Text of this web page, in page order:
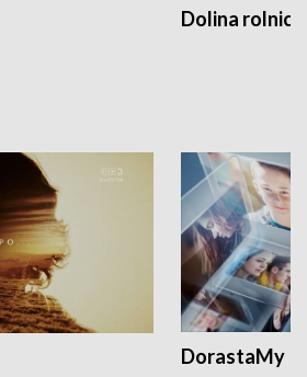
Dolina
DorastaMy